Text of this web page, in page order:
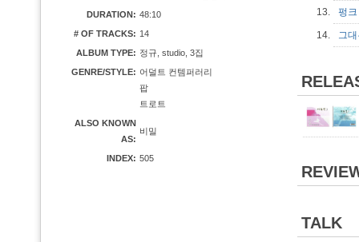
DURATION: 48:10
# OF TRACKS: 14
ALBUM TYPE: 정규, studio, 3집
GENRE/STYLE: 어덜트 컨템퍼러리
팝
트로트
ALSO KNOWN
AS:
비밀
INDEX: 505
13. 펑
14. 그
TALK